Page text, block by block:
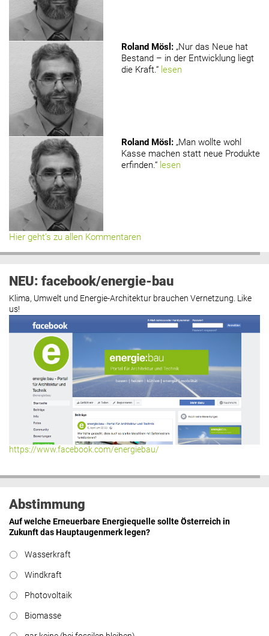
Roland Mösl : „Nur das Neue hat
Bestand – in der Entwicklung liegt
die Kraft.“ lesen
Roland Mösl : „Man wollte wohl
Kasse machen statt neue Produkte
erfinden.“ lesen
Hier geht’s zu allen Kommentaren
NEU: facebook/energie-bau
Klima, Umwelt und Energie-Architektur brauchen Vernetzung. Like
us!
https://www.facebook.com/energiebau/
Abstimmung
Auf welche Erneuerbare Energiequelle sollte Österreich in
Zukunft das Hauptaugenmerk legen?
Wasserkraft
Windkraft
Photovoltaik
Biomasse